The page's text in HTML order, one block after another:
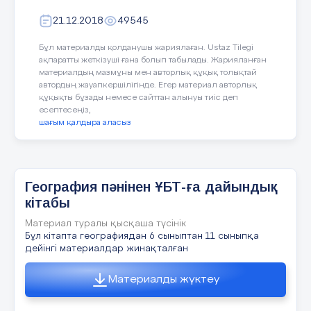
өркениетті ел болашағын тәрбиелей алады.
Жаңа технологияны білім беру саласында
жұмысының сапасын арттыруға көмектеседі.
Тәуелсіз Қазақстанның келешегі жас ұрпақтың
қолында, ал жас ұрпақ – ұлттың ұлт болып
қалуының кепілі.
11 слайд
Қорытынды Тарихты мектепте оқыту – күрелі,
сан қырлы, қарама-қайшылыққа толы
педагогикалық құбылыс. Оның заңдылықтары
арасындағы объективті байланыс негізінде
анықталады. Ал үдерісінің (процесінің) негізі –
оқушыларды оқыту. Әдістеме оқушылардың
білім алу қызметін оқытудың мақсат-
E) 01.05.1970 ж.
Қазақстанның көлемі:
C) 2724 мың км²
D) 450 мың км²
E) 1563 мың км²
Дұрыс жауап: C
21.12.2018 49545
Бұл материалды қолданушы жариялаған. Ustaz Tilegi
ақпаратты жеткізуші ғана болып табылады. Жарияланған
материалдың мазмұны мен авторлық құқық толықтай
автордың жауапкершілігінде. Егер материал авторлық
құқықты бұзады немесе сайттан алынуы тиіс деп
есептесеңіз,
шағым қалдыра аласыз
География пәнінен ҰБТ-ға дайындық
кітабы
Материал туралы қысқаша түсінік
Бұл кітапта географиядан 6 сыныптан 11 сыныпқа
дейінгі материалдар жинақталған
Материалды жүктеу